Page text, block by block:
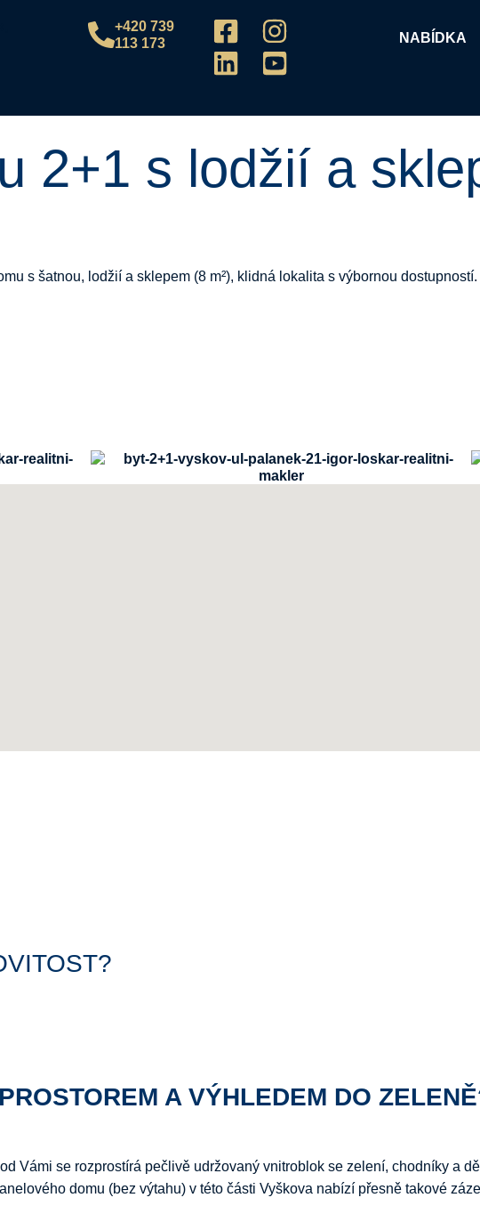
+420 739
113 173
NABÍDKA
2+1 s lodžií a
s šatnou, lodžií a sklepem (8 m²), klidná lokalita s výbornou dostupností.
A VÝHLEDEM DO
Vámi se rozprostírá pečlivě udržovaný vnitroblok se zelení, chodníky a
domu (bez výtahu) v této části Vyškova nabízí přesně takové